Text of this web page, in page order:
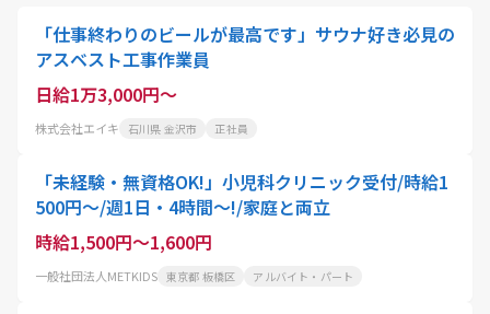
「仕事終わりのビールが最高です」サウナ好き必見の
アスベスト工事作業員
日給1万3,000円～
株式会社エイキ 石川県 金沢市 正社員
「未経験・無資格OK!」小児科クリニック受付/時給1
500円～/週1日・4時間～!/家庭と両立
時給1,500円～1,600円
一般社団法人METKIDS 東京都 板橋区 アルバイト・パート